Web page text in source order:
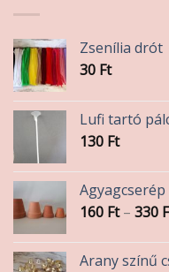
Zsenília drót
30 Ft
Lufi tartó
130 Ft
Agyagcserép
160 Ft – 330
Arany színű